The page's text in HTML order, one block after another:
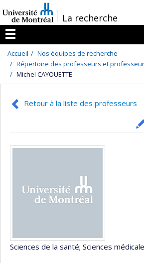
au
contenu
/La recherche
Menu
Accueil
Nos équipes de recherche
Répertoire des professeurs et
Michel CAYOUETTE
Retour à la liste des professeurs
Sciences de la santé; Sciences